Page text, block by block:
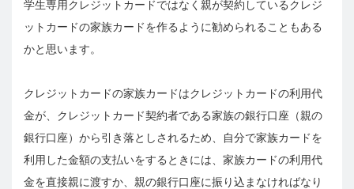
学生専用クレジットカードではなく親が契約しているクレジ
ットカードの家族カードを作るように勧められることもある
かと思います。
クレジットカードの家族カードはクレジットカードの利用代
金が、クレジットカード契約者である家族の銀行口座（親の
銀行口座）から引き落としされるため、自分で家族カードを
利用した金額の支払いをするときには、家族カードの利用代
金を直接親に渡すか、親の銀行口座に振り込まなければなり